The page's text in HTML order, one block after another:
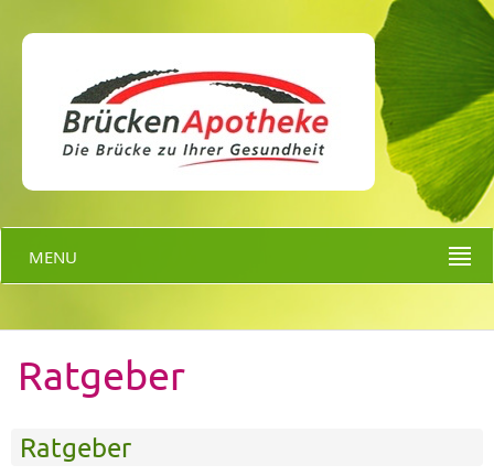
MENU
Ratgeber
Ratgeber